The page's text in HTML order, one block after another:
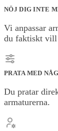
NÖJ DIG INTE
Vi anpassar
du faktiskt vill
PRATA MED
Du pratar
armaturerna.